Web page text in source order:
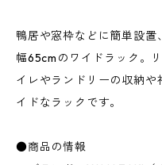
鴨居や窓枠などに簡単設置
幅65cmのワイドラック。
イレやランドリーの収納や
イドなラックです。
●商品の情報